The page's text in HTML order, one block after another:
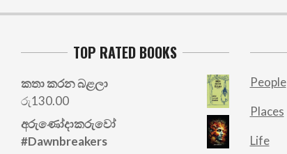
TOP RATED BOOKS
කතා කරන බළලා
රු130.00
අරු‍ණෝදාකරුවෝ
#Dawnbreakers
People
Places
Life